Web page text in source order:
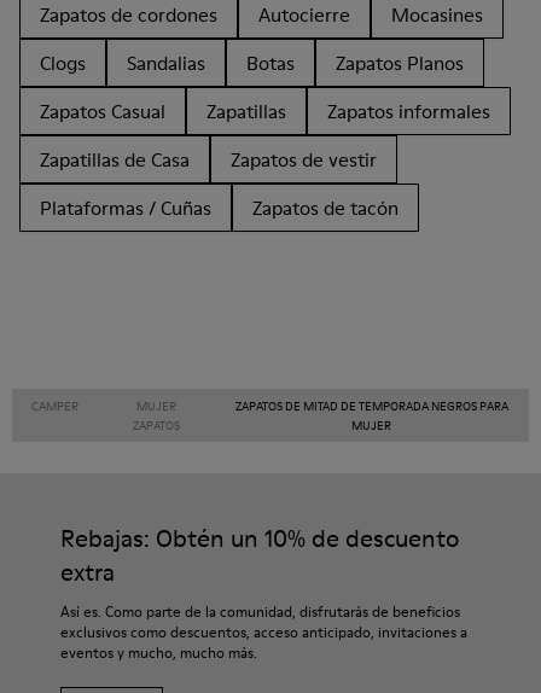
Zapatos de cordones
Autocierre
Mocasines
Clogs
Sandalias Botas
Zapatos Planos
Zapatos Casual
Zapatillas
Zapatos informales
Zapatillas de Casa
Zapatos de vestir
Plataformas / Cuñas
Zapatos de tacón
CAMPER
MUJER
ZAPATOS
ZAPATOS DE MITAD DE TEMPORADA NEGROS PARA
MUJER
Rebajas: Obtén un 10% de descuento
extra
Así es. Como parte de la comunidad, disfrutarás de beneficios
exclusivos como descuentos, acceso anticipado, invitaciones a
eventos y mucho, mucho más.